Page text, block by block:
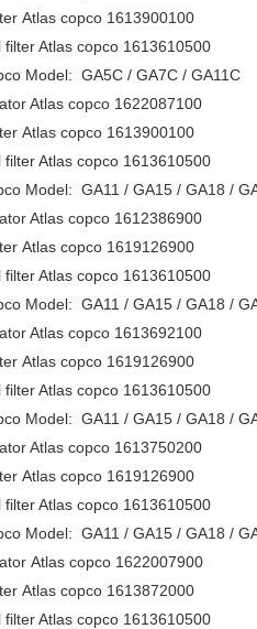
Atlas copco 1613900100
Atlas copco 1613610500
Model: GA5C / GA7C / GA11C
Atlas copco 1622087100
Atlas copco 1613900100
Atlas copco 1613610500
Model: GA11 / GA15 / GA18
Atlas copco 1612386900
Atlas copco 1619126900
Atlas copco 1613610500
Model: GA11 / GA15 / GA18
Atlas copco 1613692100
Atlas copco 1619126900
Atlas copco 1613610500
Model: GA11 / GA15 / GA18
Atlas copco 1613750200
Atlas copco 1619126900
Atlas copco 1613610500
Model: GA11 / GA15 / GA18 /
Atlas copco 1622007900
Atlas copco 1613872000
Atlas copco 1613610500